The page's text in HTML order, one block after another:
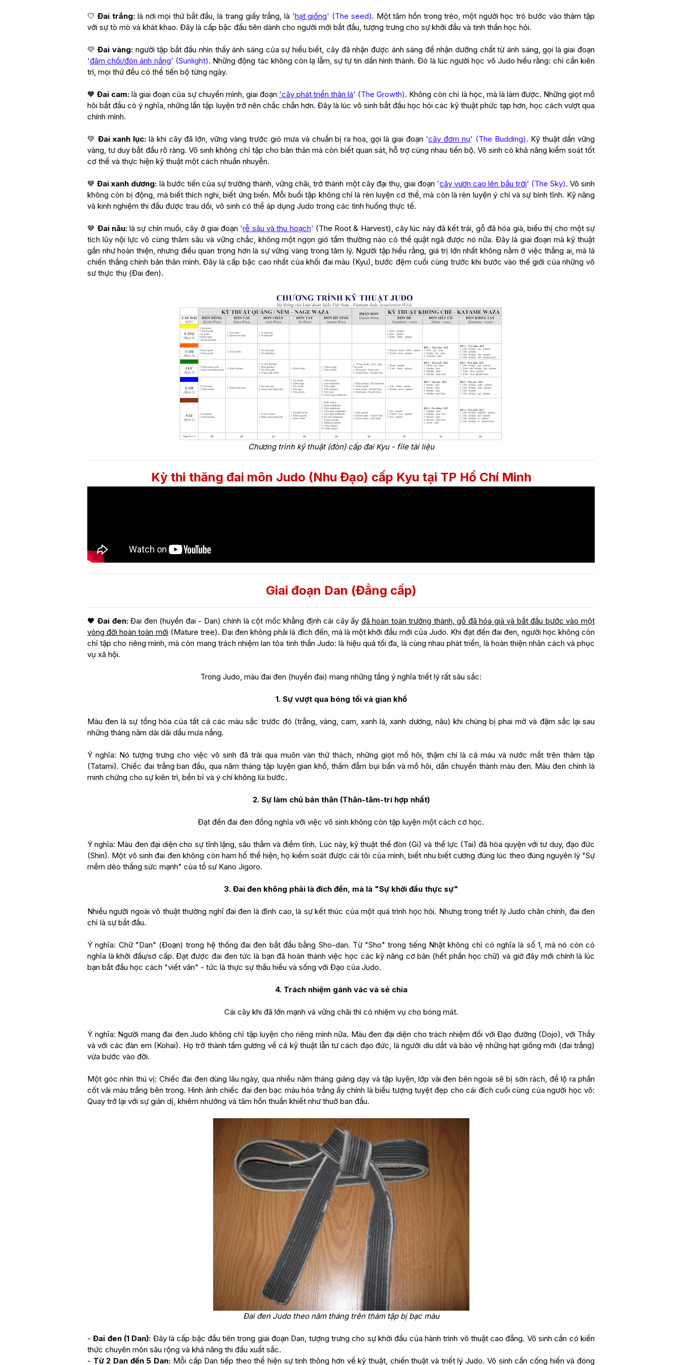
🤍Đai trắng: là nơi mọi thứ bắt đầu, là trang giấy trắng, là 'hạt giống' (The seed). Một tâm hồn trong trẻo, một người học trò bước vào thảm tập
với sự tò mò và khát khao. Đây là cấp bậc đầu tiên dành cho người mới bắt đầu, tượng trưng cho sự khởi đầu và tinh thần học hỏi.
💛Đai vàng:người tập bắt đầu nhìn thấy ánh sáng của sự hiểu biết, cây đã nhận được ánh sáng để nhận dưỡng chất từ ánh sáng, gọi là giai đoạn
'đâm chồi/đón ánh nắng' (Sunlight). Những động tác không còn lạ lẫm, sự tự tin dần hình thành. Đó là lúc người học võ Judo hiểu rằng: chỉ cần kiên
trì, mọi thứ đều có thể tiến bộ từng ngày.
🧡Đai cam:là giai đoạn của sự chuyển mình, giai đoạn 'cây phát triển thân lá' (The Growth). Không còn chỉ là học, mà là làm được. Những giọt mồ
hôi bắt đầu có ý nghĩa, những lần tập luyện trở nên chắc chắn hơn. Đây là lúc võ sinh bắt đầu học hỏi các kỹ thuật phức tạp hơn, học cách vượt qua
chính mình.
💚 Đai xanh lục:là khi cây đã lớn, vững vàng trước gió mưa và chuẩn bị ra hoa, gọi là giai đoạn 'cây đơm nụ' (The Budding). Kỹ thuật dần vững
vàng, tư duy bắt đầu rõ ràng. Võ sinh không chỉ tập cho bản thân mà còn biết quan sát, hỗ trợ cùng nhau tiến bộ. Võ sinh có khả năng kiểm soát tốt
cơ thể và thực hiện kỹ thuật một cách nhuần nhuyễn.
💙Đai xanh dương: là bước tiến của sự trưởng thành, vững chãi, trở thành một cây đại thụ, giai đoạn 'cây vươn cao lên bầu trời' (The Sky). Võ sinh
không còn bị động, mà biết thích nghi, biết ứng biến. Mỗi buổi tập không chỉ là rèn luyện cơ thể, mà còn là rèn luyện ý chí và sự bình tĩnh. Kỹ năng
và kinh nghiệm thi đấu được trau dồi, võ sinh có thể áp dụng Judo trong các tình huống thực tế.
🤎 Đai nâu:là sự chín muồi, cây ở giai đoạn 'rễ sâu và thu hoạch' (The Root & Harvest), cây lúc này đã kết trái, gỗ đã hóa già, biểu thị cho một sự
tích lũy nội lực vô cùng thâm sâu và vững chắc, không một ngọn gió tầm thường nào có thể quật ngã được nó nữa. Đây là giai đoạn mà kỹ thuật
gần như hoàn thiện, nhưng điều quan trọng hơn là sự vững vàng trong tâm lý. Người tập hiểu rằng, giá trị lớn nhất không nằm ở việc thắng ai, mà là
chiến thắng chính bản thân mình. Đây là cấp bậc cao nhất của khối đai màu (Kyu), bước đệm cuối cùng trước khi bước vào thế giới của những võ
sư thực thụ (Đai đen).
Chương trình kỹ thuật (đòn) cấp đai Kyu - file tài liệu
Kỳ thi thăng đai môn Judo (Nhu Đạo) cấp Kyu tại TP Hồ Chí Minh
Giai đoạn Dan (Đẳng cấp)
🖤Đai đen:Đai đen (huyền đai - Dan) chính là cột mốc khẳng định cái cây ấy đã hoàn toàn trưởng thành, gỗ đã hóa già và bắt đầu bước vào một
vòng đời hoàn toàn mới (Mature tree). Đai đen không phải là đích đến, mà là một khởi đầu mới của Judo. Khi đạt đến đai đen, người học không còn
chỉ tập cho riêng mình, mà còn mang trách nhiệm lan tỏa tinh thần Judo: là hiệu quả tối đa, là cùng nhau phát triển, là hoàn thiện nhân cách và phục
vụ xã hội.
Trong Judo, màu đai đen (huyền đai) mang những tầng ý nghĩa triết lý rất sâu sắc:
1. Sự vượt qua bóng tối và gian khổ
Màu đen là sự tổng hòa của tất cả các màu sắc trước đó (trắng, vàng, cam, xanh lá, xanh dương, nâu) khi chúng bị phai mờ và đậm sắc lại sau
những tháng năm dài dãi dầu mưa nắng.
Ý nghĩa: Nó tượng trưng cho việc võ sinh đã trải qua muôn vàn thử thách, những giọt mồ hôi, thậm chí là cả máu và nước mắt trên thảm tập
(Tatami). Chiếc đai trắng ban đầu, qua năm tháng tập luyện gian khổ, thấm đẫm bụi bẩn và mồ hôi, dần chuyển thành màu đen. Màu đen chính là
minh chứng cho sự kiên trì, bền bỉ và ý chí không lùi bước.
2. Sự làm chủ bản thân (Thân-tâm-trí hợp nhất)
Đạt đến đai đen đồng nghĩa với việc võ sinh không còn tập luyện một cách cơ học.
Ý nghĩa: Màu đen đại diện cho sự tĩnh lặng, sâu thẳm và điềm tĩnh. Lúc này, kỹ thuật thế đòn (Gi) và thể lực (Tai) đã hòa quyện với tư duy, đạo đức
(Shin). Một võ sinh đai đen không còn ham hố thể hiện, họ kiểm soát được cái tôi của mình, biết nhu biết cương đúng lúc theo đúng nguyên lý "Sự
mềm dẻo thắng sức mạnh" của tổ sư Kano Jigoro.
3. Đai đen không phải là đích đến, mà là "Sự khởi đầu thực sự"
Nhiều người ngoài võ thuật thường nghĩ đai đen là đỉnh cao, là sự kết thúc của một quá trình học hỏi. Nhưng trong triết lý Judo chân chính, đai đen
chỉ là sự bắt đầu.
Ý nghĩa: Chữ "Dan" (Đoạn) trong hệ thống đai đen bắt đầu bằng Sho-dan. Từ "Sho" trong tiếng Nhật không chỉ có nghĩa là số 1, mà nó còn có
nghĩa là khởi đầu/sơ cấp. Đạt được đai đen tức là bạn đã hoàn thành việc học các kỹ năng cơ bản (hết phần học chữ) và giờ đây mới chính là lúc
bạn bắt đầu học cách "viết văn" - tức là thực sự thấu hiểu và sống với Đạo của Judo.
4. Trách nhiệm gánh vác và sẻ chia
Cái cây khi đã lớn mạnh và vững chãi thì có nhiệm vụ cho bóng mát.
Ý nghĩa: Người mang đai đen Judo không chỉ tập luyện cho riêng mình nữa. Màu đen đại diện cho trách nhiệm đối với Đạo đường (Dojo), với Thầy
và với các đàn em (Kohai). Họ trở thành tấm gương về cả kỹ thuật lẫn tư cách đạo đức, là người dìu dắt và bảo vệ những hạt giống mới (đai trắng)
vừa bước vào đời.
Một góc nhìn thú vị: Chiếc đai đen dùng lâu ngày, qua nhiều năm tháng giảng dạy và tập luyện, lớp vải đen bên ngoài sẽ bị sờn rách, để lộ ra phần
cốt vải màu trắng bên trong. Hình ảnh chiếc đai đen bạc màu hóa trắng ấy chính là biểu tượng tuyệt đẹp cho cái đích cuối cùng của người học võ:
Quay trở lại với sự giản dị, khiêm nhường và tâm hồn thuần khiết như thuở ban đầu.
Đai đen Judo theo năm tháng trên thảm tập bị bạc màu
-Đai đen (1 Dan): Đây là cấp bậc đầu tiên trong giai đoạn Dan, tượng trưng cho sự khởi đầu của hành trình võ thuật cao đẳng. Võ sinh cần có kiến
thức chuyên môn sâu rộng và khả năng thi đấu xuất sắc.
- Từ 2 Dan đến 5 Dan: Mỗi cấp Dan tiếp theo thể hiện sự tinh thông hơn về kỹ thuật, chiến thuật và triết lý Judo. Võ sinh cần cống hiến và đóng